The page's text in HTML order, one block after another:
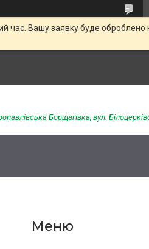
час. Вашу заявку буде
Борщагівка, вул.